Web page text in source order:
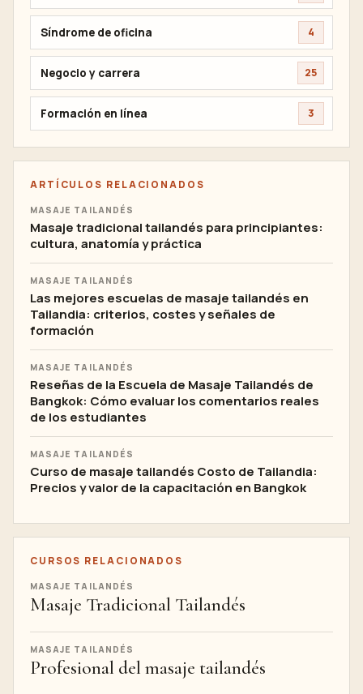
Síndrome de oficina 4
Negocio y carrera 25
Formación en línea 3
ARTÍCULOS RELACIONADOS
MASAJE TAILANDÉS
Masaje tradicional tailandés para principiantes:
cultura, anatomía y práctica
MASAJE TAILANDÉS
Las mejores escuelas de masaje tailandés en
Tailandia: criterios, costes y señales de
formación
MASAJE TAILANDÉS
Reseñas de la Escuela de Masaje Tailandés de
Bangkok: Cómo evaluar los comentarios reales
de los estudiantes
MASAJE TAILANDÉS
Curso de masaje tailandés Costo de Tailandia:
Precios y valor de la capacitación en Bangkok
CURSOS RELACIONADOS
MASAJE TAILANDÉS
Masaje Tradicional Tailandés
MASAJE TAILANDÉS
Profesional del masaje tailandés